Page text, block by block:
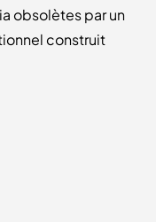
obsolètes par un
construit